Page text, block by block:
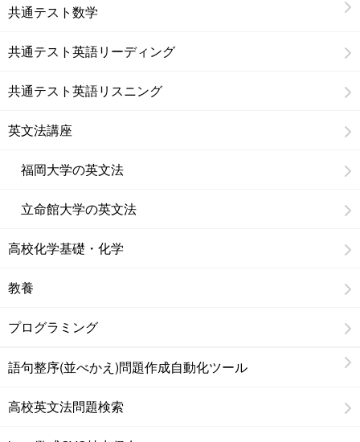
共通テスト数学
共通テスト英語リーディング
共通テスト英語リスニング
英文法講座
福岡大学の英文法
立命館大学の英文法
高校化学基礎・化学
教養
プログラミング
語句整序(並べかえ)問題作成自動化ツール
高校英文法問題検索